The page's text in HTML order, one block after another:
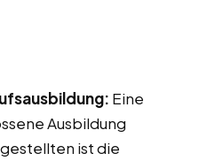
Eine
Ausbildung
ist die